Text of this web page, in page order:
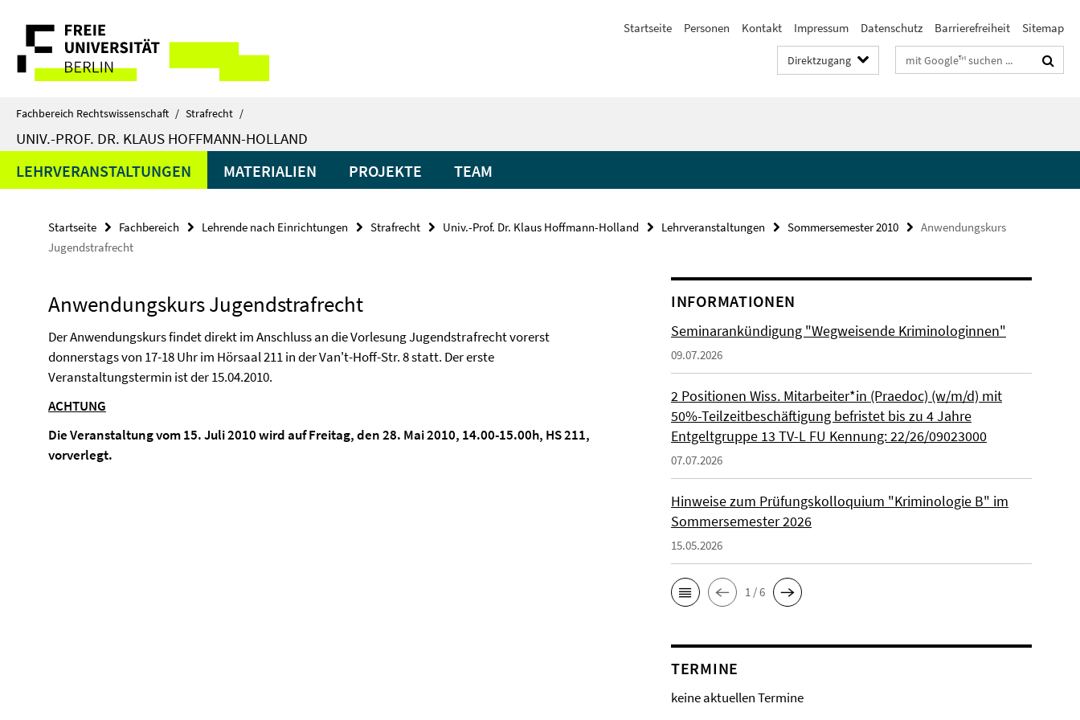
direkt
Inhalt
Service-
Navigation
Startseite Personen Kontakt Impressum Datenschutz Barrierefreiheit Sitemap
Direktzugang Suchbegriffe
Fachbereich Rechtswissenschaft / Strafrecht /
UNIV.-PROF. DR. KLAUS HOFFMANN-HOLLAND
LEHRVERANSTALTUNGEN MATERIALIEN PROJEKTE TEAM
Startseite Fachbereich Lehrende nach Einrichtungen Strafrecht Univ.-Prof. Dr. Klaus Hoffmann-Holland Lehrveranstaltungen Sommersemester 2010
Anwendungskurs
Jugendstrafrecht
Anwendungskurs Jugendstrafrecht
Der Anwendungskurs findet direkt im Anschluss an die Vorlesung Jugendstrafrecht vorerst
donnerstags von 17-18 Uhr im Hörsaal 211 in der Van't-Hoff-Str. 8 statt. Der erste
Veranstaltungstermin ist der 15.04.2010.
ACHTUNG
Die Veranstaltung vom 15. Juli 2010 wird auf Freitag, den 28. Mai 2010, 14.00-15.00h, HS 211,
vorverlegt.
INFORMATIONEN
Seminarankündigung "Wegweisende Kriminologinnen"
09.07.2026
2 Positionen Wiss. Mitarbeiter*in (Praedoc) (w/m/d) mit
50%-Teilzeitbeschäftigung befristet bis zu 4 Jahre
Entgeltgruppe 13 TV-L FU Kennung: 22/26/09023000
07.07.2026
Hinweise zum Prüfungskolloquium "Kriminologie B" im
Sommersemester 2026
15.05.2026
1 / 6
TERMINE
keine aktuellen Termine